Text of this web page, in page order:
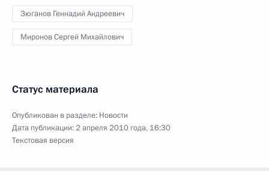
Зюганов Геннадий Андреевич
Миронов Сергей Михайлович
Статус материала
Опубликован в разделе: Новости
Дата публикации:2 апреля 2010 года, 16:30
Текстовая версия